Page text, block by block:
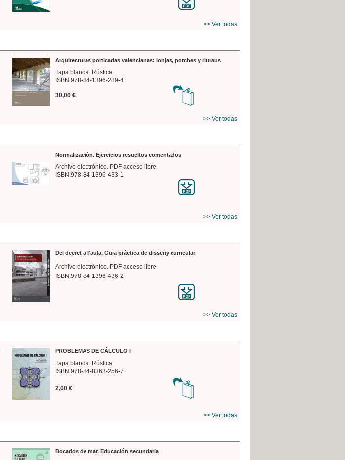
>> Ver todas
Arquitecturas porticadas valencianas: lonjas, porches y riuraus
Tapa blanda. Rústica
ISBN:978-84-1396-289-4
30,00 €
>> Ver todas
Normalización. Ejercicios resueltos comentados
Archivo electrónico. PDF acceso libre
ISBN:978-84-1396-433-1
>> Ver todas
Del decret a l'aula. Guia práctica de disseny curricular
Archivo electrónico. PDF acceso libre
ISBN:978-84-1396-436-2
>> Ver todas
PROBLEMAS DE CÁLCULO I
Tapa blanda. Rústica
ISBN:978-84-8363-256-7
2,00 €
>> Ver todas
Bocados de mar. Educación secundaria